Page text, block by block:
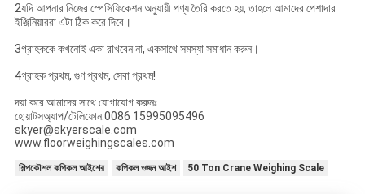
2যদি আপনার নিজের স্পেসিফিকেশন অনুযায়ী পণ্য তৈরি করতে হয়, তাহলে আমাদের পেশাদার
ইঞ্জিনিয়াররা এটা ঠিক করে দিবে।
3গ্রাহককে কখনোই একা রাখবেন না, একসাথে সমস্যা সমাধান করুন।
4গ্রাহক প্রথম, গুণ প্রথম, সেবা প্রথম!
দয়া করে আমাদের সাথে যোগাযোগ করুনঃ
হোয়াটসঅ্যাপ/টেলিফোন:0086 15995095496
skyer@skyerscale.com
www.floorweighingscales.com
শিল্পকৌশল কপিকল আইশের কপিকল ওজন আইশ 50 Ton Crane Weighing Scale